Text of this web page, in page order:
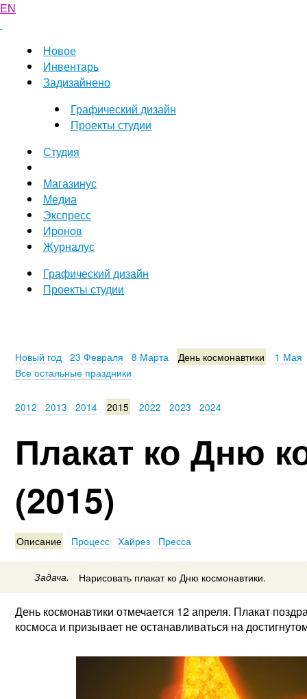
EN
Новое
Инвентарь
Задизайнено
Графический дизайн
Проекты студии
Студия
Магазинус
Медиа
Экспресс
Иронов
Журналус
Графический дизайн
Проекты студии
Новый год 23 Февраля 8 Марта День космонавтики
1 Мая
Все остальные праздники
2012 2013 2014 2015 2022 2023 2024
Плакат ко Дню
(2015)
Описание Процесс Хайрез Пресса
Задача. Нарисовать плакат ко Дню космонавтики.
День космонавтики отмечается 12 апреля. Плакат
космоса и призывает не останавливаться на